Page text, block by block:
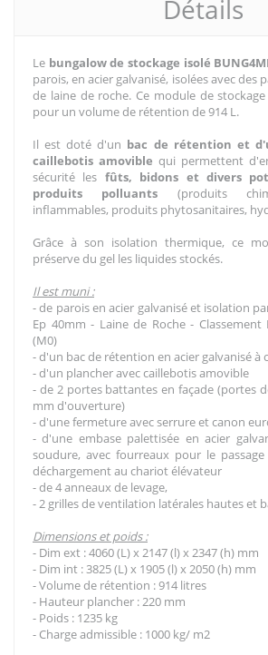
Détails
Le bungalow de stockage isolé
parois, en acier galvanisé, isolées avec des
de laine de roche. Ce module de
pour un volume de rétention de 914 L.
Il est doté d'un bac de rétention et
caillebotis amovible qui permettent
sécurité les fûts, bidons et divers
produits polluants (produits
inflammables, produits phytosanitaires,
Grâce à son isolation thermique, ce
préserve du gel les liquides stockés.
Il est muni :
- de parois en acier galvanisé et isolation
Ep 40mm - Laine de Roche - Classement
(M0)
- d'un bac de rétention en acier galvanisé à
- d'un plancher avec caillebotis amovible
- de 2 portes battantes en façade (portes
mm d'ouverture)
- d'une fermeture avec serrure et canon
- d'une embase palettisée en acier
soudure, avec fourreaux pour le
déchargement au chariot élévateur
- de 4 anneaux de levage,
- 2 grilles de ventilation latérales hautes et
Dimensions et poids :
- Dim ext : 4060 (L) x 2147 (l) x 2347 (h) mm
- Dim int : 3825 (L) x 1905 (l) x 2050 (h) mm
- Volume de rétention : 914 litres
- Hauteur plancher : 220 mm
- Poids : 1235 kg
- Charge admissible : 1000 kg/ m2